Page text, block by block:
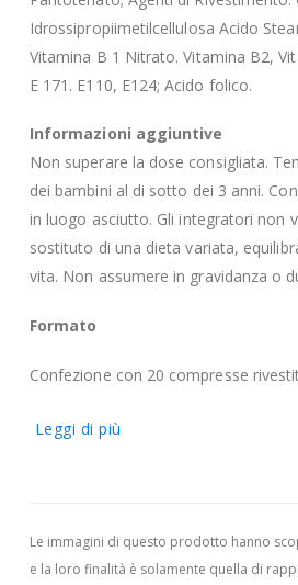
Idrossipropiimetilcellulosa Acido
Vitamina B 1 Nitrato. Vitamina B2,
E 171. E110, E124; Acido folico.
Informazioni aggiuntive
Non superare la dose consigliata.
dei bambini al di sotto dei 3 anni.
in luogo asciutto. Gli integratori non
sostituto di una dieta variata,
vita. Non assumere in gravidanza o
Formato
Confezione con 20 compresse
Leggi di più
Le immagini di questo prodotto hanno
e la loro finalità è solamente quella di